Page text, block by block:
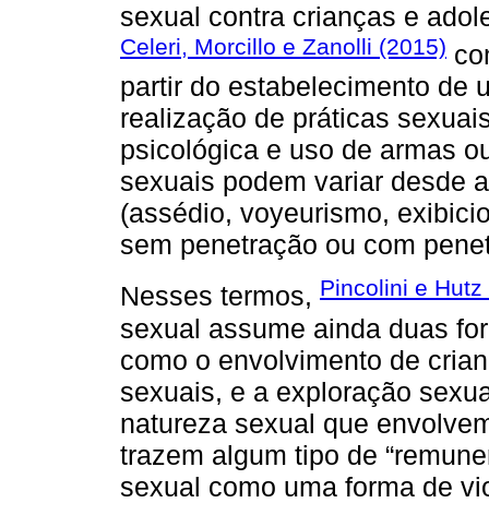
sexual contra crianças e
Celeri, Morcillo e Zanolli (2015)
partir do estabelecimento de
realização de práticas
psicológica e uso de armas
sexuais podem variar desde
(assédio, voyeurismo,
sem penetração ou com
Nesses termos, Pincolini e Hutz
sexual assume ainda duas
como o envolvimento de
sexuais, e a exploração
natureza sexual que
trazem algum tipo de
sexual como uma forma de